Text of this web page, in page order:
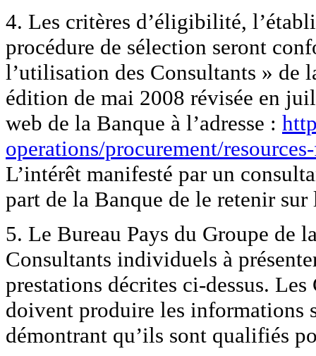
4. Les critères d’éligibilité,
procédure de sélection seront
l’utilisation des Consultants » de
édition de mai 2008 révisée en
web de la Banque à l’adresse :
operations/procurement/
L’intérêt manifesté par un
part de la Banque de le retenir
5. Le Bureau Pays du Groupe de
Consultants individuels à
prestations décrites ci-dessus.
doivent produire les informations
démontrant qu’ils sont qualifiés